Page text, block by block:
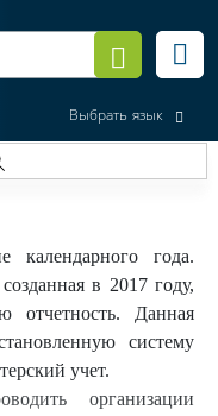
Выбрать язык
календарного года.
в 2017 году,
отчетность. Данная
систему
учет.
организации